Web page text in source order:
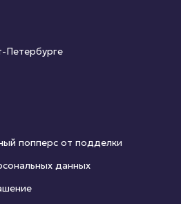
Петербурге
попперс от подделки
данных